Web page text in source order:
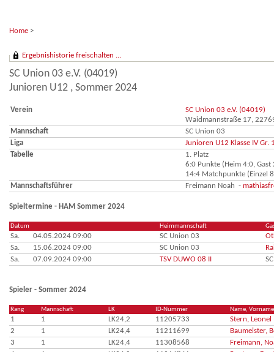
Home >
Ergebnishistorie freischalten ...
SC Union 03 e.V. (04019)
Junioren U12 , Sommer 2024
Verein
SC Union 03 e.V. (04019)
Waidmannstraße 17,
Mannschaft
SC Union 03
Liga
Junioren U12 Klasse IV Gr.
Tabelle
1. Platz
6:0 Punkte (Heim 4:0, Gast
14:4 Matchpunkte (Einzel
Mannschaftsführer
Freimann Noah -
Spieltermine - HAM Sommer 2024
Datum Heimmannschaft
Sa. 04.05.2024 09:00 SC Union 03
Sa.
15.06.2024 09:00 SC Union 03
Sa.
07.09.2024 09:00 TSV DUWO 08 II
Spieler - Sommer 2024
Rang Mannschaft LK ID-Nummer Name, Vorname
1 1 LK24,2 11205733 Stern, Leonel
2
1 LK24,4 11211699
Baumeister,
3
1 LK24,4 11308568
Freimann,